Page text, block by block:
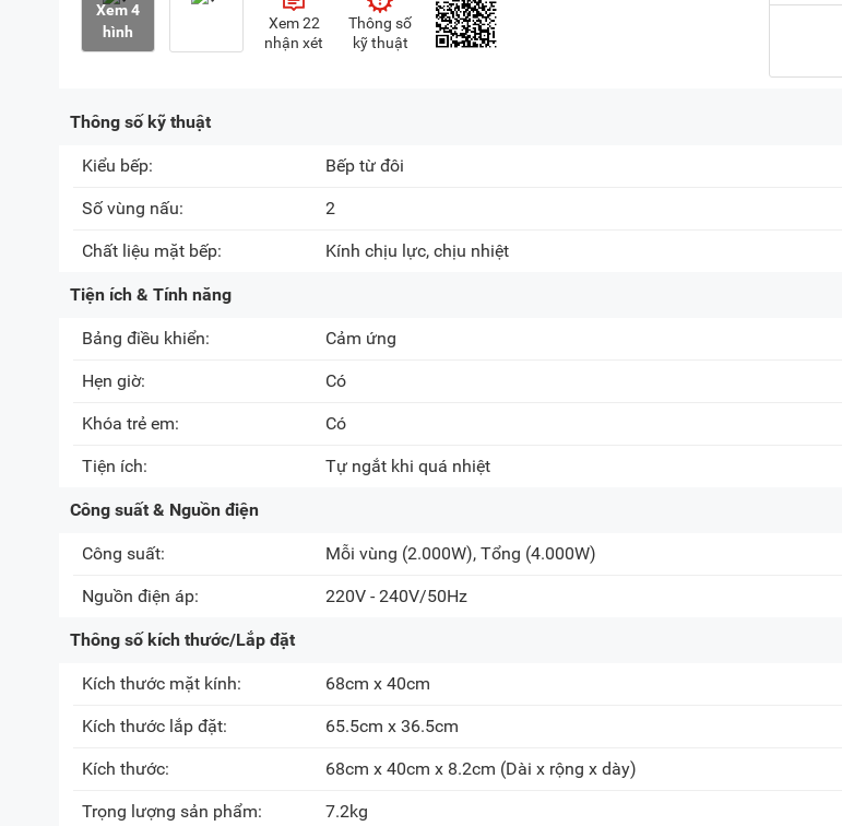
Xem 4
hình
Xem 22
nhận xét
Thông số
kỹ thuật
Địa
Thông số kỹ thuật
Kiểu bếp: Bếp từ đôi
Số vùng nấu: 2
Chất liệu mặt bếp: Kính chịu lực, chịu nhiệt
Tiện ích & Tính năng
Bảng điều khiển: Cảm ứng
Hẹn giờ: Có
Khóa trẻ em: Có
Tiện ích: Tự ngắt khi quá nhiệt
Công suất & Nguồn điện
Công suất: Mỗi vùng (2.000W), Tổng (4.000W)
Nguồn điện áp: 220V - 240V/50Hz
Thông số kích thước/Lắp đặt
Kích thước mặt kính: 68cm x 40cm
Kích thước lắp đặt: 65.5cm x 36.5cm
Kích thước: 68cm x 40cm x 8.2cm (Dài x rộng x dày)
Trọng lượng sản phẩm: 7.2kg